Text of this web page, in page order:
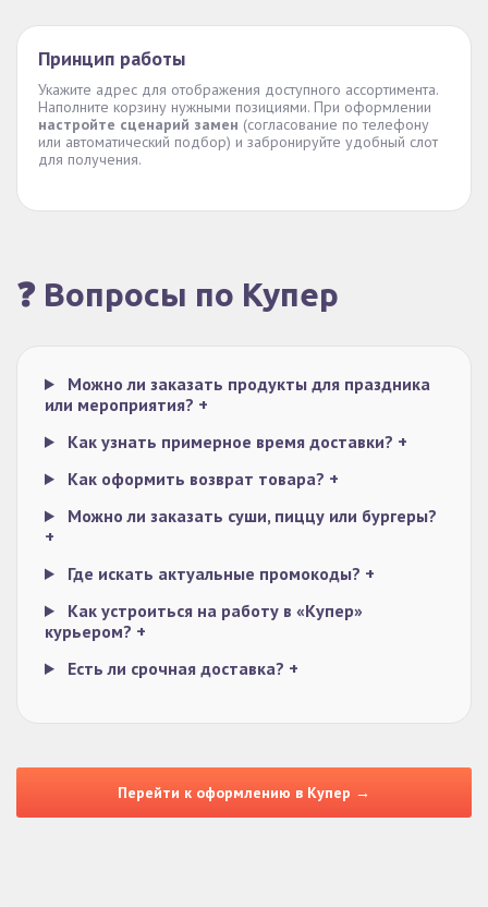
Принцип работы
Укажите адрес для отображения доступного ассортимента.
Наполните корзину нужными позициями. При оформлении
настройте сценарий замен (согласование по телефону
или автоматический подбор) и забронируйте удобный слот
для получения.
❓ Вопросы по Купер
Можно ли заказать продукты для праздника
или мероприятия? +
Как узнать примерное время доставки? +
Как оформить возврат товара? +
Можно ли заказать суши, пиццу или бургеры?
+
Где искать актуальные промокоды? +
Как устроиться на работу в «Купер»
курьером? +
Есть ли срочная доставка? +
Перейти к оформлению в Купер →